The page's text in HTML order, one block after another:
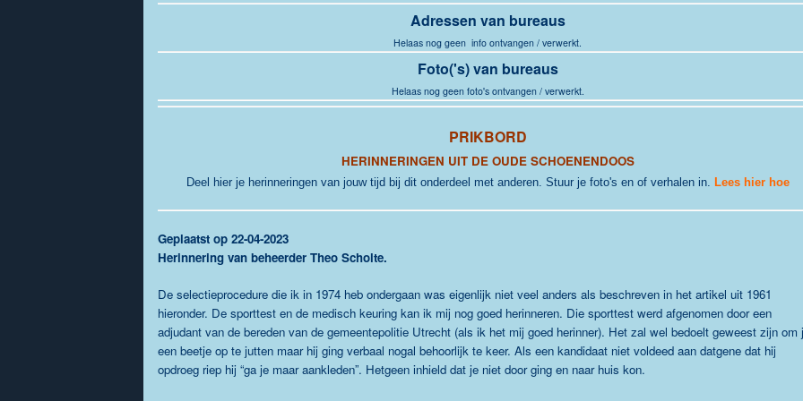
Adressen van bureaus
Helaas nog geen info ontvangen / verwerkt.
Foto('s) van bureaus
Helaas nog geen foto's ontvangen / verwerkt.
PRIKBORD
HERINNERINGEN UIT DE OUDE SCHOENENDOOS
Deel hier je herinneringen van jouw tijd bij dit onderdeel met anderen. Stuur je foto's en of verhalen in. Lees hier hoe
Geplaatst op 22-04-2023
Herinnering van beheerder Theo Scholte.
De selectieprocedure die ik in 1974 heb ondergaan was eigenlijk niet veel anders als beschreven in het artikel uit 1961
hieronder. De sporttest en de medisch keuring kan ik mij nog goed herinneren. Die sporttest werd afgenomen door een
adjudant van de bereden van de gemeentepolitie Utrecht (als ik het mij goed herinner). Het zal wel bedoelt geweest zijn om
een beetje op te jutten maar hij ging verbaal nogal behoorlijk te keer. Als een kandidaat niet voldeed aan datgene dat hij
opdroeg riep hij “ga je maar aankleden”. Hetgeen inhield dat je niet door ging en naar huis kon.